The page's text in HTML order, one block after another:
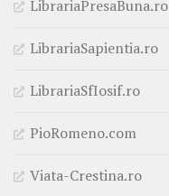
LibrariaPresaBuna.ro
LibrariaSapientia.ro
LibrariaSfIosif.ro
PioRomeno.com
Viata-Crestina.ro